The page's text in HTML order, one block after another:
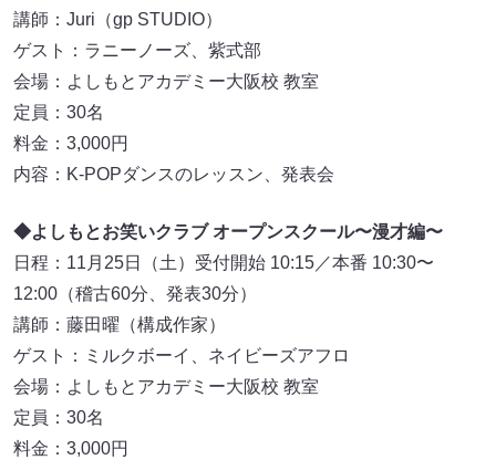
講師：Juri（gp STUDIO）
ゲスト：ラニーノーズ、紫式部
会場：よしもとアカデミー大阪校 教室
定員：30名
料金：3,000円
内容：K-POPダンスのレッスン、発表会
◆よしもとお笑いクラブ オープンスクール〜漫才編〜
日程：11月25日（土）受付開始 10:15／本番 10:30〜
12:00（稽古60分、発表30分）
講師：藤田曜（構成作家）
ゲスト：ミルクボーイ、ネイビーズアフロ
会場：よしもとアカデミー大阪校 教室
定員：30名
料金：3,000円